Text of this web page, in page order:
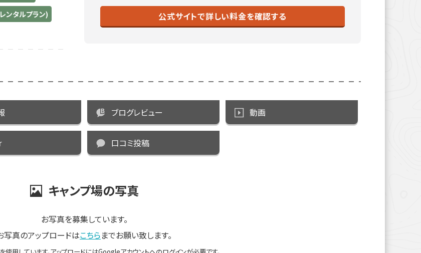
ンタルプラン)
公式サイトで詳しい料金を確認する
ブログレビュー 動画
口コミ投稿
キャンプ場の写真
お写真を募集しています。
写真のアップロードはこちらまでお願い致します。